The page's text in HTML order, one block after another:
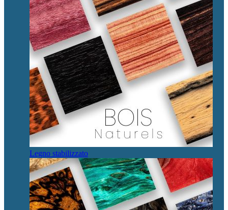
Legno stabilizzato